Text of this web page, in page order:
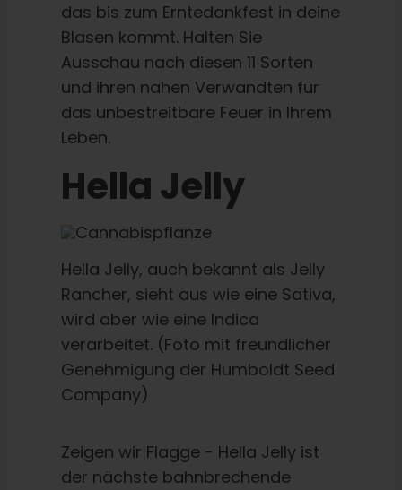
das bis zum Erntedankfest in deine
Blasen kommt. Halten Sie
Ausschau nach diesen 11 Sorten
und ihren nahen Verwandten für
das unbestreitbare Feuer in Ihrem
Leben.
Hella Jelly
Hella Jelly, auch bekannt als Jelly
Rancher, sieht aus wie eine Sativa,
wird aber wie eine Indica
verarbeitet. (Foto mit freundlicher
Genehmigung der Humboldt Seed
Company)
Zeigen wir Flagge - Hella Jelly ist
der nächste bahnbrechende